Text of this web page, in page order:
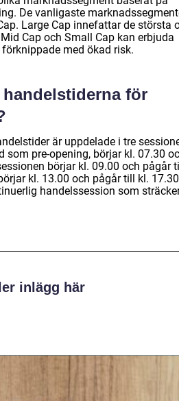
De vanligaste
Large Cap innefattar de största
Cap och Small Cap kan erbjuda
med ökad risk.
för
är uppdelade i tre
som pre-opening, börjar kl. 07.30
börjar kl. 09.00 och pågår
kl. 13.00 och pågår till kl.
handelssession som
inlägg här